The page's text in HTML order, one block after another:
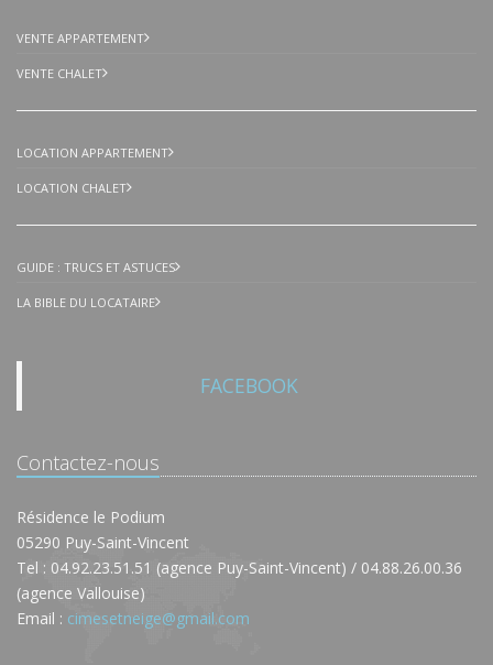
VENTE APPARTEMENT
VENTE CHALET
LOCATION APPARTEMENT
LOCATION CHALET
GUIDE : TRUCS ET ASTUCES
LA BIBLE DU LOCATAIRE
FACEBOOK
Contactez-nous
Résidence le Podium
05290 Puy-Saint-Vincent
Tel : 04.92.23.51.51 (agence Puy-Saint-Vincent) / 04.88.26.00.36
(agence Vallouise)
Email : cimesetneige@gmail.com